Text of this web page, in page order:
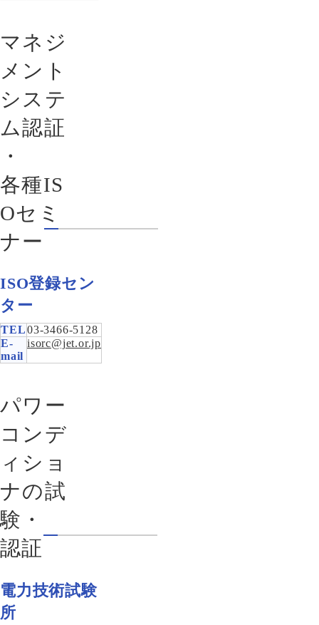
マネジ
メント
システ
ム認証
・
各種IS
Oセミ
ナー
ISO登録セン
ター
TEL03-3466-5128
E-
mail
isorc@jet.or.jp
パワー
コンデ
ィショ
ナの試
験・
認証
電力技術試験
所